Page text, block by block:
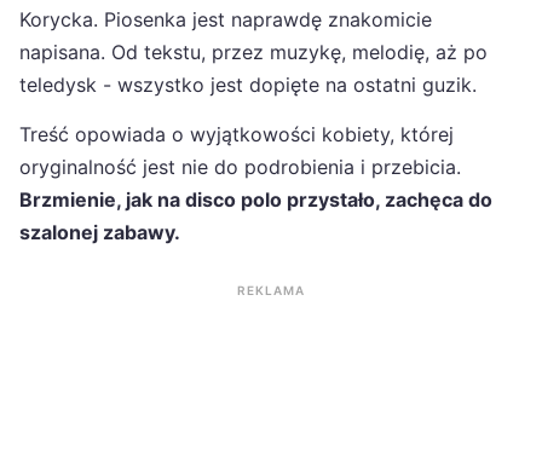
Korycka. Piosenka jest naprawdę znakomicie
napisana. Od tekstu, przez muzykę, melodię, aż po
teledysk - wszystko jest dopięte na ostatni guzik.
Treść opowiada o wyjątkowości kobiety, której
oryginalność jest nie do podrobienia i przebicia.
Brzmienie, jak na disco polo przystało, zachęca do
szalonej zabawy.
REKLAMA